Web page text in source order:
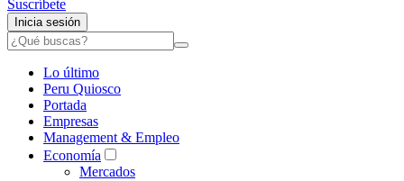
Suscríbete
Inicia sesión
Lo último
Peru Quiosco
Portada
Empresas
Management & Empleo
Economía
Mercados